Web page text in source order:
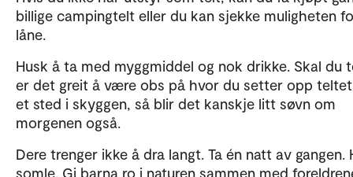
billige campingtelt eller du kan sjekke muligheten
låne.
Husk å ta med myggmiddel og nok drikke. Skal du
er det greit å være obs på hvor du setter opp
et sted i skyggen, så blir det kanskje litt søvn om
morgenen også.
Dere trenger ikke å dra langt. Ta én natt av gangen.
somle. Gi barna ro i naturen sammen med